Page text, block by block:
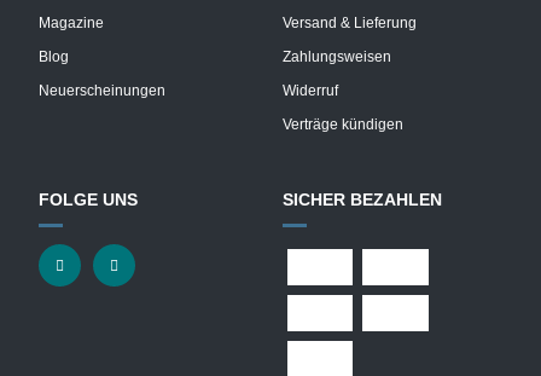
Magazine
Blog
Neuerscheinungen
Versand & Lieferung
Zahlungsweisen
Widerruf
Verträge kündigen
FOLGE UNS SICHER BEZAHLEN